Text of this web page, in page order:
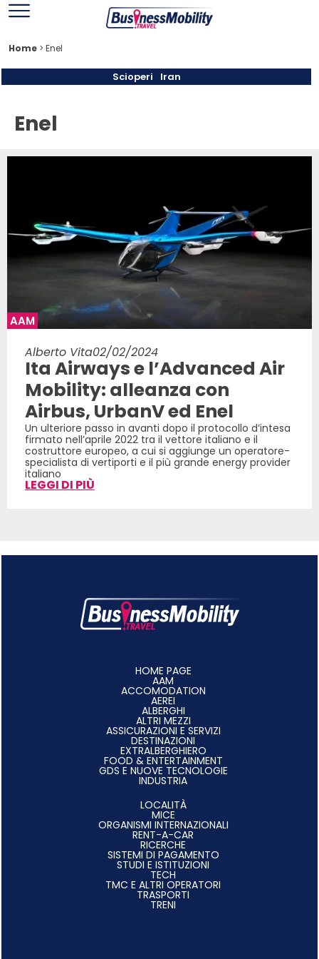
Home > Enel
Scioperi Iran
Enel
AAM
Alberto Vita02/02/2024
Ita Airways e l’Advanced Air
Mobility: alleanza con
Airbus, UrbanV ed Enel
Un ulteriore passo in avanti dopo il protocollo d’intesa
firmato nell’aprile 2022 tra il vettore italiano e il
costruttore europeo, a cui si aggiunge un operatore-
specialista di vertiporti e il più grande energy provider
italiano
LEGGI DI PIÙ
HOME PAGE
AAM
ACCOMODATION
AEREI
ALBERGHI
ALTRI MEZZI
ASSICURAZIONI E SERVIZI
DESTINAZIONI
EXTRALBERGHIERO
FOOD & ENTERTAINMENT
GDS E NUOVE TECNOLOGIE
INDUSTRIA
LOCALITÀ
MICE
ORGANISMI INTERNAZIONALI
RENT-A-CAR
RICERCHE
SISTEMI DI PAGAMENTO
STUDI E ISTITUZIONI
TECH
TMC E ALTRI OPERATORI
TRASPORTI
TRENI